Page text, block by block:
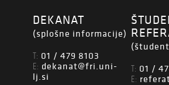
DEKANAT
(splošne informacije)
T: 01 / 479 8103
E: dekanat@fri.uni-
lj.si
T: 01 /
E: